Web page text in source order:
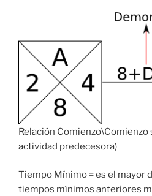
Relación Comienzo\Comienzo
actividad predecesora)
Tiempo Mínimo = es el mayor
tiempos mínimos anteriores